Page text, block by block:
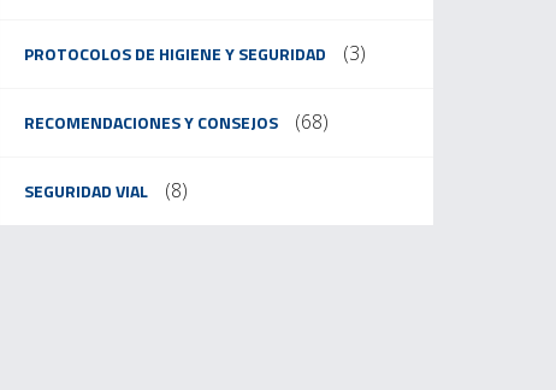
PROTOCOLOS DE HIGIENE Y SEGURIDAD (3)
RECOMENDACIONES Y CONSEJOS (68)
SEGURIDAD VIAL (8)